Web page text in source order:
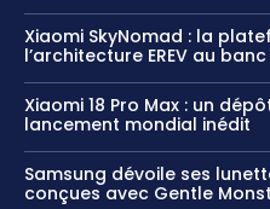
Xiaomi SkyNomad : la
l’architecture EREV au banc
Xiaomi 18 Pro Max : un
lancement mondial inédit
Samsung dévoile ses
conçues avec Gentle